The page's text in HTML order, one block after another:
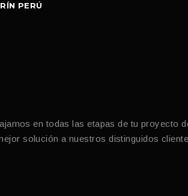
PERÚ
en todas las etapas de tu proyecto
solución a nuestros distinguidos